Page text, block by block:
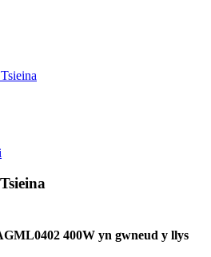
400W yn gwneud y llys